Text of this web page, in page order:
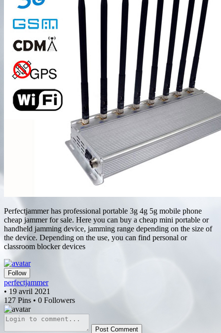
Perfectjammer has professional portable 3g 4g 5g mobile phone
cheap jammer for sale. Here you can buy a cheap mini portable or
handheld jamming device, jamming range depending on the size of
the device. Depending on the use, you can find personal or
classroom blocker devices
Follow
perfectjammer
• 19 avril 2021
127 Pins • 0 Followers
Post Comment